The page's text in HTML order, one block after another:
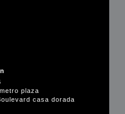
plaza
casa dorada